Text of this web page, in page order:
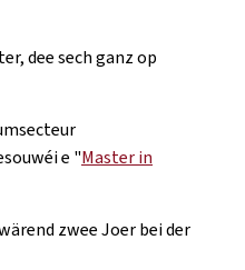
dee sech ganz op
e "Master in
zwee Joer bei der